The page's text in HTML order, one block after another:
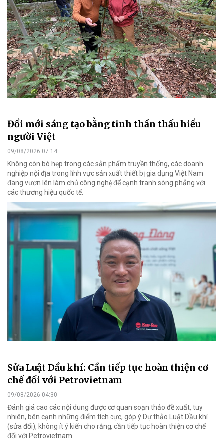
Đổi mới sáng tạo bằng tinh thần thấu hiểu
người Việt
09/08/2026 07:14
Không còn bó hẹp trong các sản phẩm truyền thống, các doanh
nghiệp nội địa trong lĩnh vực sản xuất thiết bị gia dụng Việt Nam
đang vươn lên làm chủ công nghệ để cạnh tranh sòng phẳng với
các thương hiệu quốc tế.
Sửa Luật Dầu khí: Cần tiếp tục hoàn thiện cơ
chế đối với Petrovietnam
09/08/2026 04:30
Đánh giá cao các nội dung được cơ quan soạn thảo đề xuất, tuy
nhiên, bên cạnh những điểm tích cực, góp ý Dự thảo Luật Dầu khí
(sửa đổi), không ít ý kiến cho rằng, cần tiếp tục hoàn thiện cơ chế
đối với Petrovietnam.